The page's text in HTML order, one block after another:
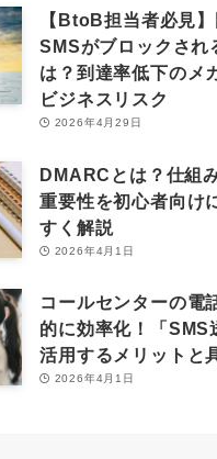
【BtoB担当者必見
SMSがブロックされ
は？到達率低下のメ
ビジネスリスク
2026年4月29日
DMARCとは？仕組
重要性を初心者向け
すく解説
2026年4月1日
コールセンターの電
的に効率化！「SMS
活用するメリットと
2026年4月1日